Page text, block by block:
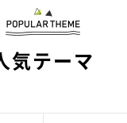
気テーマ